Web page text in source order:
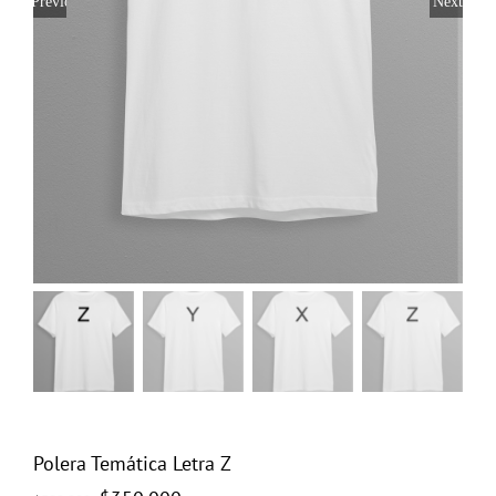
Polera Temática Letra Z